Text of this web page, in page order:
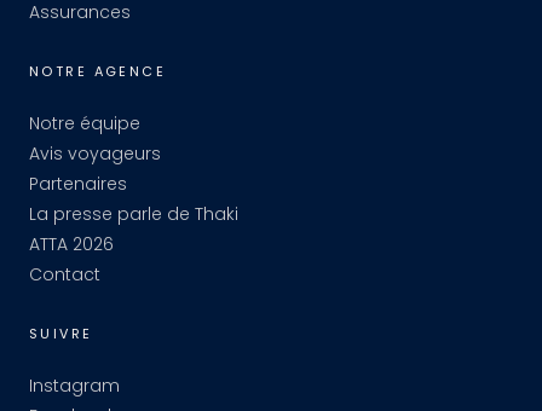
Assurances
NOTRE AGENCE
Notre équipe
Avis voyageurs
Partenaires
La presse parle de Thaki
ATTA 2026
Contact
SUIVRE
Instagram